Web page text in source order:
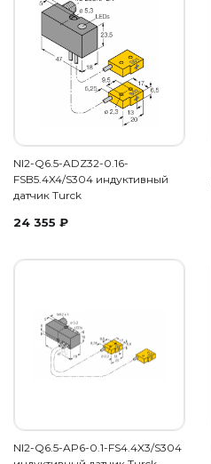
NI2-Q6.5-ADZ32-0.16-
FSB5.4X4/S304 индуктивный
датчик Turck
24 355 ₽
NI2-Q6.5-AP6-0.1-FS4.4X3/S304